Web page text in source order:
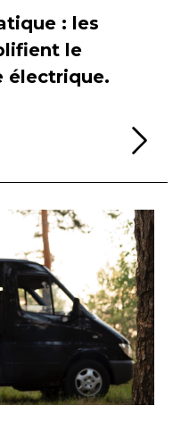
: les
le
électrique.